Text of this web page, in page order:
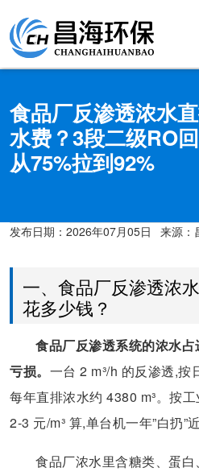
食品厂反渗透浓水
水费？3段二级RO
从75%拉到92%
发布日期： 2026年07月05日 来源：
一、食品厂反渗透浓
花多少钱？
食品厂反渗透系统的浓水
亏损。 一台 2 m³/h 的反渗透,
每年直排浓水约 4380 m³。按
2-3 元/m³ 算,单台机一年”白扔”
食品厂浓水里含糖类、蛋